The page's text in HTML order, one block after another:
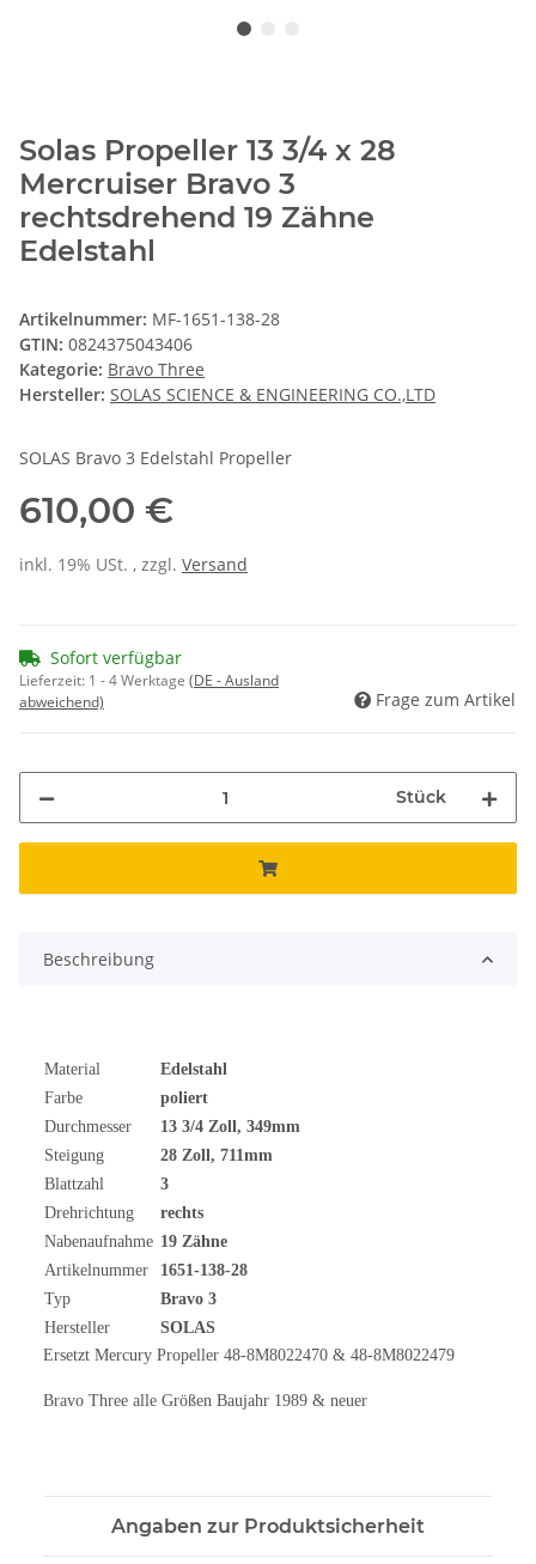
Solas Propeller 13 3/4 x 28
Mercruiser Bravo 3
rechtsdrehend 19 Zähne
Edelstahl
Artikelnummer: MF-1651-138-28
GTIN: 0824375043406
Kategorie: Bravo Three
Hersteller: SOLAS SCIENCE & ENGINEERING CO.,LTD
SOLAS Bravo 3 Edelstahl Propeller
610,00 €
inkl. 19% USt. , zzgl. Versand
Sofort verfügbar
Lieferzeit: 1 - 4 Werktage (DE - Ausland
abweichend)
Frage zum Artikel
Stück
Beschreibung
Material
Edelstahl
Farbe
poliert
Durchmesser
13 3/4 Zoll, 349mm
Steigung
28 Zoll, 711mm
Blattzahl
3
Drehrichtung
rechts
Nabenaufnahme 19 Zähne
Artikelnummer
1651-138-28
Typ
Bravo 3
Hersteller
SOLAS
Ersetzt Mercury Propeller 48-8M8022470 & 48-8M8022479
Bravo Three alle Größen Baujahr 1989 & neuer
Angaben zur Produktsicherheit